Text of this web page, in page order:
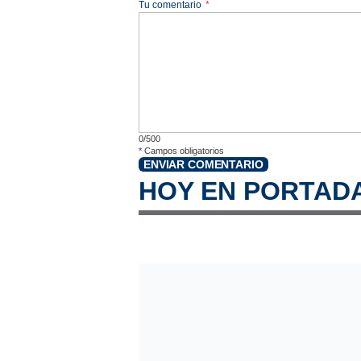
Tu comentario *
0/500
* Campos obligatorios
ENVIAR COMENTARIO
HOY EN